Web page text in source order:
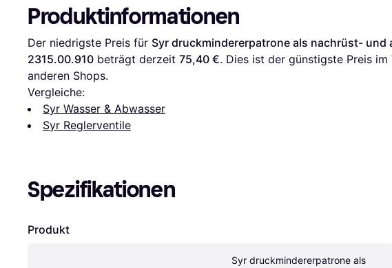
Produktinformationen
Der niedrigste Preis für Syr druckmindererpatrone als nachrüst- und
2315.00.910 beträgt derzeit 75,40 €. Dies ist der günstigste Preis im
anderen Shops.
Vergleiche:
Syr Wasser & Abwasser
Syr Reglerventile
Spezifikationen
Produkt
Syr druckmindererpatrone als